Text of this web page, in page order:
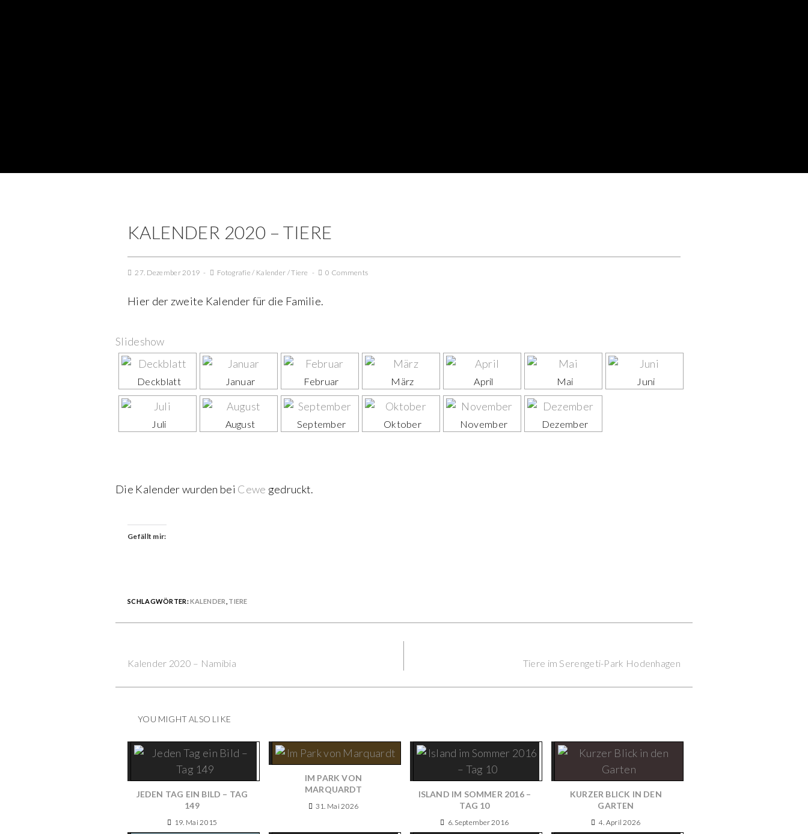
KALENDER 2020 – TIERE
27. Dezember 2019 Fotografie / Kalender /Tiere 0 Comments
Hier der zweite Kalender für die Familie.
Slideshow
Deckblatt Januar Februar März April Mai Juni
Juli August September Oktober November Dezember
Die Kalender wurden bei Cewe gedruckt.
Gefällt mir:
SCHLAGWÖRTER:KALENDER TIERE
Reading
Kalender 2020 – Namibia Tiere im Serengeti-Park Hodenhagen
YOU MIGHT ALSO LIKE
JEDEN TAG EIN BILD – TAG
149
19. Mai 2015
IM PARK VON
MARQUARDT
31. Mai 2026
ISLAND IM SOMMER 2016 –
TAG 10
6. September 2016
KURZER BLICK IN DEN
GARTEN
4. April 2026